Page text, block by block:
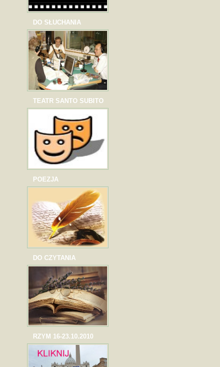
DO SŁUCHANIA
TEATR SANTO SUBITO
POEZJA
DO CZYTANIA
RZYM 16-23.10.2010